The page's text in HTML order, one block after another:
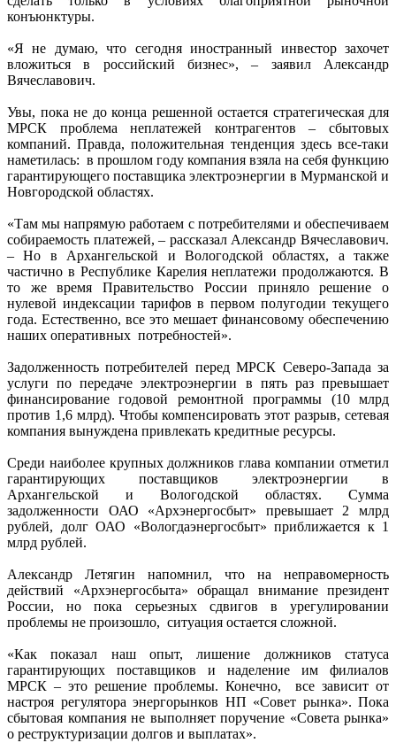
конъюнктуры.
«Я не думаю, что сегодня иностранный инвестор захочет
вложиться в российский бизнес», – заявил Александр
Вячеславович.
Увы, пока не до конца решенной остается стратегическая для
МРСК проблема неплатежей контрагентов – сбытовых
компаний. Правда, положительная тенденция здесь все-таки
наметилась: в прошлом году компания взяла на себя функцию
гарантирующего поставщика электроэнергии в Мурманской и
Новгородской областях.
«Там мы напрямую работаем с потребителями и обеспечиваем
собираемость платежей, – рассказал Александр Вячеславович.
– Но в Архангельской и Вологодской областях, а также
частично в Республике Карелия неплатежи продолжаются. В
то же время Правительство России приняло решение о
нулевой индексации тарифов в первом полугодии текущего
года. Естественно, все это мешает финансовому обеспечению
наших оперативных потребностей».
Задолженность потребителей перед МРСК Северо-Запада за
услуги по передаче электроэнергии в пять раз превышает
финансирование годовой ремонтной программы (10 млрд
против 1,6 млрд). Чтобы компенсировать этот разрыв, сетевая
компания вынуждена привлекать кредитные ресурсы.
Среди наиболее крупных должников глава компании отметил
гарантирующих поставщиков электроэнергии в
Архангельской и Вологодской областях. Сумма
задолженности ОАО «Архэнергосбыт» превышает 2 млрд
рублей, долг ОАО «Вологдаэнергосбыт» приближается к 1
млрд рублей.
Александр Летягин напомнил, что на неправомерность
действий «Архэнергосбыта» обращал внимание президент
России, но пока серьезных сдвигов в урегулировании
проблемы не произошло, ситуация остается сложной.
«Как показал наш опыт, лишение должников статуса
гарантирующих поставщиков и наделение им филиалов
МРСК – это решение проблемы. Конечно, все зависит от
настроя регулятора энергорынков НП «Совет рынка». Пока
сбытовая компания не выполняет поручение «Совета рынка»
о реструктуризации долгов и выплатах».